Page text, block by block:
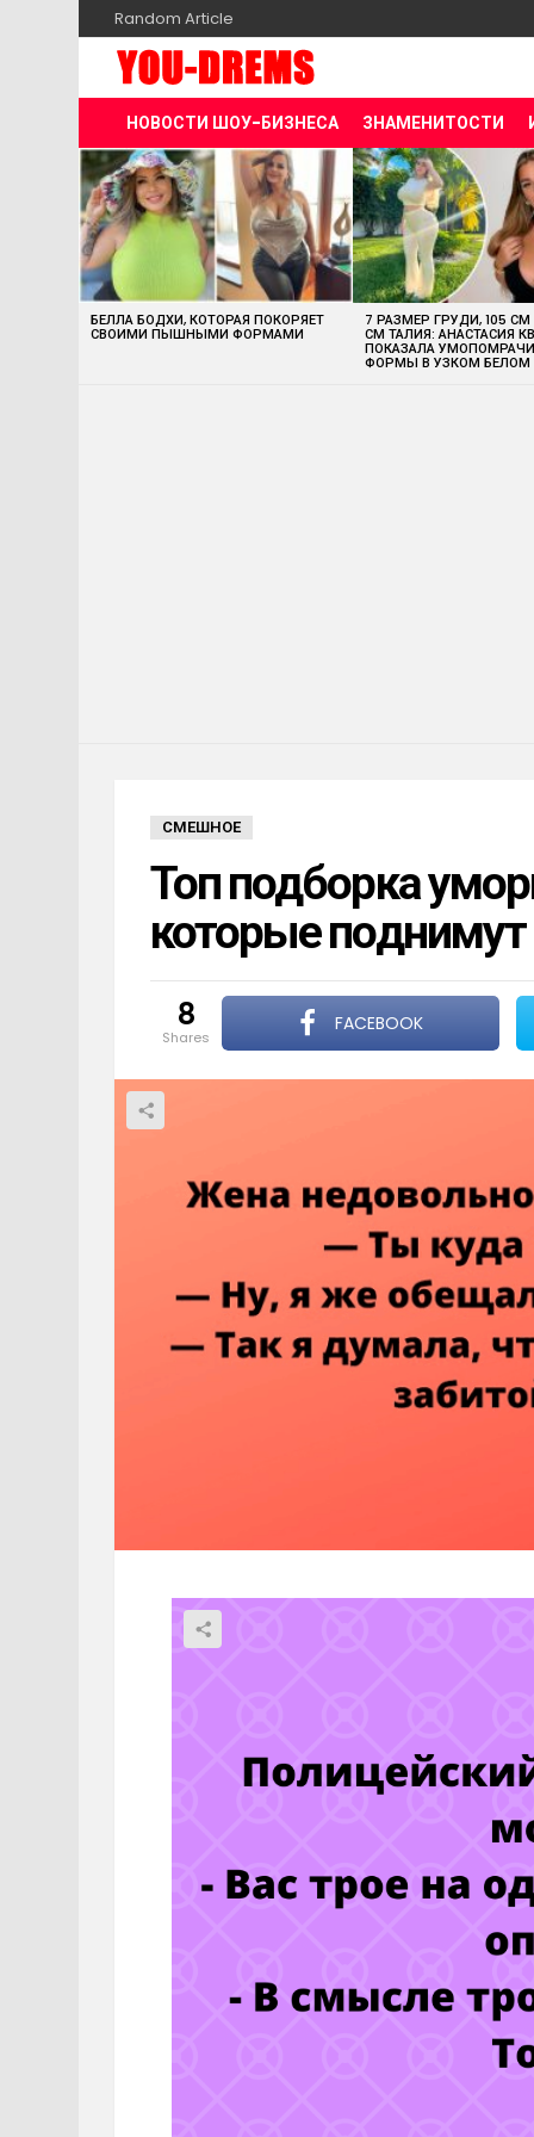
Random Article
НОВОСТИ ШОУ-БИЗНЕСА ЗНАМЕНИТОСТИ
MOST
VIEWED
STORIES
БЕЛЛА БОДХИ, КОТОРАЯ ПОКОРЯЕТ
СВОИМИ ПЫШНЫМИ ФОРМАМИ
7 РАЗМЕР ГРУДИ, 105
СМ ТАЛИЯ: АНАСТАСИЯ
ПОКАЗАЛА
ФОРМЫ В УЗКОМ БЕЛОМ
СМЕШНОЕ
Топ подборка
которые
8
shares
FACEBOOK